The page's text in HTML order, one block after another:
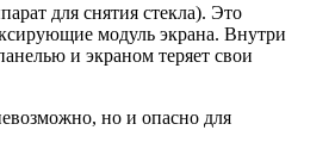
для снятия стекла). Это
модуль экрана. Внутри
и экраном теряет свои
но и опасно для